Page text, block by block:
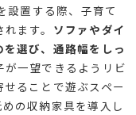
設置する際、子育て
ます。 ソファやダイ
選び、通路幅をしっ
一望できるようリビ
ることで遊ぶスペー
の収納家具を導入し